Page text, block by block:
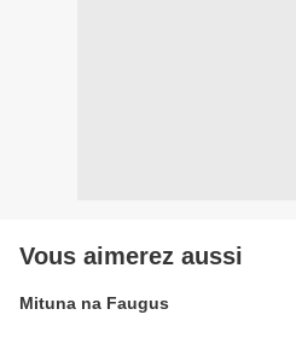
Vous aimerez aussi
Mituna na Faugus